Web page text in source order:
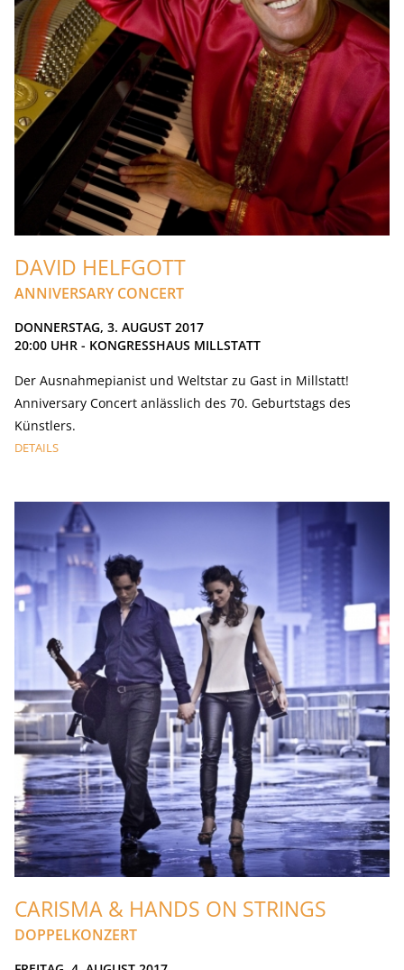
DAVID HELFGOTT
ANNIVERSARY CONCERT
DONNERSTAG, 3. AUGUST 2017
20:00 UHR - KONGRESSHAUS MILLSTATT
Der Ausnahmepianist und Weltstar zu Gast in Millstatt!
Anniversary Concert anlässlich des 70. Geburtstags des
Künstlers.
DETAILS
CARISMA & HANDS ON STRINGS
DOPPELKONZERT